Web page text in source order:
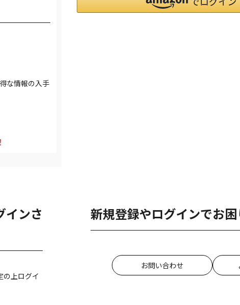
な情報の入手
インさ
の上ログイ
新規登録やログインでお
お問い合わせ